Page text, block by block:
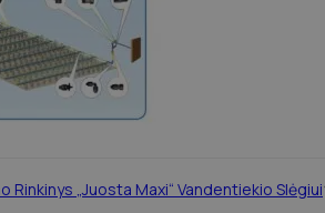
Rinkinys „Juosta Maxi“ Vandentiekio Slėgiui